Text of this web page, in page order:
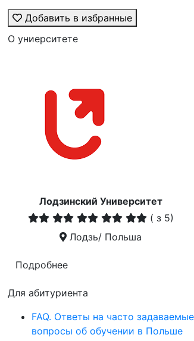
Добавить в избранные
О униерситете
Лодзинский Университет
( з 5)
Лодзь/ Польша
Подробнее
Для абитуриента
FAQ. Ответы на часто задаваемые
вопросы об обучении в Польше